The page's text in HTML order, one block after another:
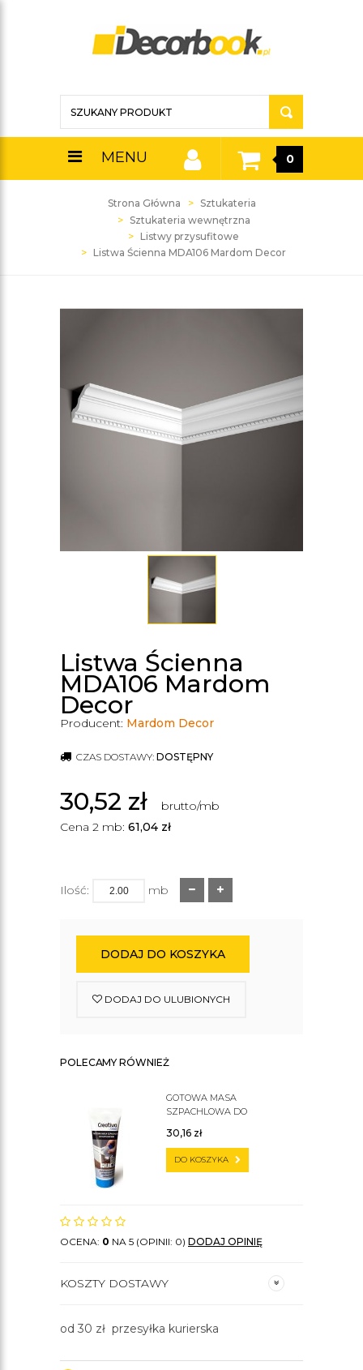
MENU 0
Strona Główna
Sztukateria
Sztukateria wewnętrzna
Listwy przysufitowe
Listwa Ścienna MDA106 Mardom Decor
Listwa Ścienna
MDA106 Mardom
Decor
Producent: Mardom Decor
CZAS DOSTAWY: DOSTĘPNY
30,52 zł
brutto/mb
Cena 2 mb: 61,04 zł
Ilość: mb
DODAJ DO KOSZYKA
DODAJ DO ULUBIONYCH
POLECAMY RÓWNIEŻ
GOTOWA MASA
SZPACHLOWA DO
30,16 zł
DO KOSZYKA
OCENA: 0 NA 5 (OPINII: 0) DODAJ OPINIĘ
KOSZTY DOSTAWY
od 30 zł przesyłka kurierska